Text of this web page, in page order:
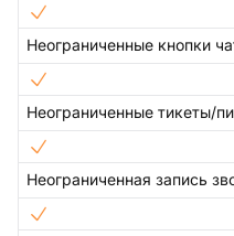
Неограниченные кнопки
Неограниченные тикеты/
Неограниченная запись